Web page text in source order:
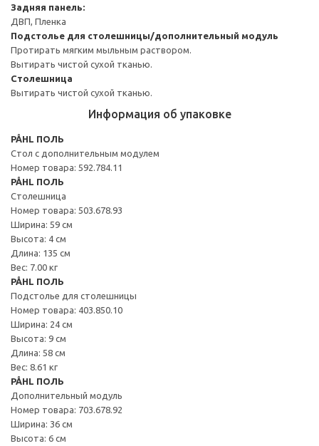
Задняя панель:
ДВП, Пленка
Подстолье для столешницы/дополнительный модуль
Протирать мягким мыльным раствором.
Вытирать чистой сухой тканью.
Столешница
Вытирать чистой сухой тканью.
Информация об упаковке
PÅHL ПОЛЬ
Стол с дополнительным модулем
Номер товара: 592.784.11
PÅHL ПОЛЬ
Столешница
Номер товара: 503.678.93
Ширина: 59 см
Высота: 4 см
Длина: 135 см
Вес: 7.00 кг
PÅHL ПОЛЬ
Подстолье для столешницы
Номер товара: 403.850.10
Ширина: 24 см
Высота: 9 см
Длина: 58 см
Вес: 8.61 кг
PÅHL ПОЛЬ
Дополнительный модуль
Номер товара: 703.678.92
Ширина: 36 см
Высота: 6 см